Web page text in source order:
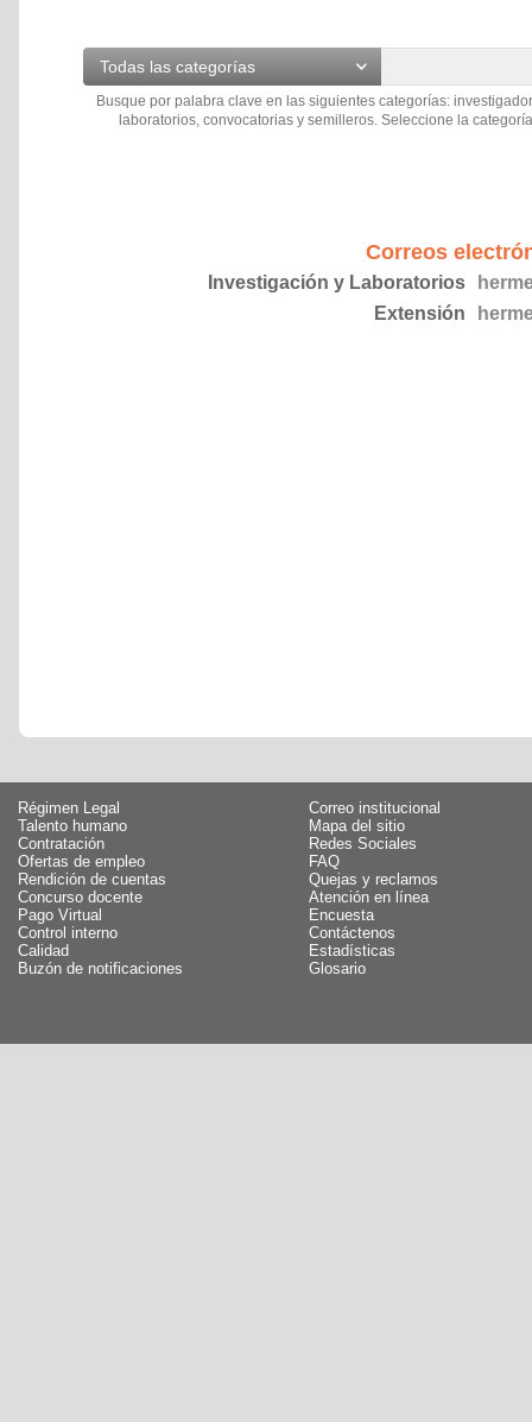
Todas las categorías
Busque por palabra clave en las siguientes categorías:
laboratorios, convocatorias y semilleros. Seleccione la
Correos
Investigación y Laboratorios
Extensión
Régimen Legal
Talento humano
Contratación
Ofertas de empleo
Rendición de cuentas
Concurso docente
Pago Virtual
Control interno
Calidad
Buzón de notificaciones
Correo institucional
Mapa del sitio
Redes Sociales
FAQ
Quejas y reclamos
Atención en línea
Encuesta
Contáctenos
Estadísticas
Glosario